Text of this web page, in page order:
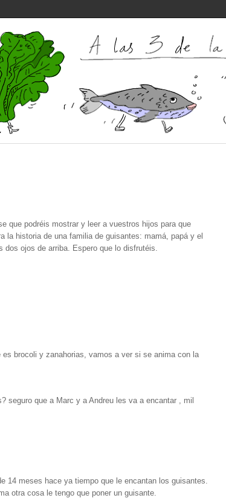
que podréis mostrar y leer a vuestros hijos para que
la historia de una familia de guisantes: mamá, papá y el
ojos de arriba. Espero que lo disfrutéis.
brocoli y zanahorias, vamos a ver si se anima con la
seguro que a Marc y a Andreu les va a encantar , mil
14 meses hace ya tiempo que le encantan los guisantes.
otra cosa le tengo que poner un guisante.